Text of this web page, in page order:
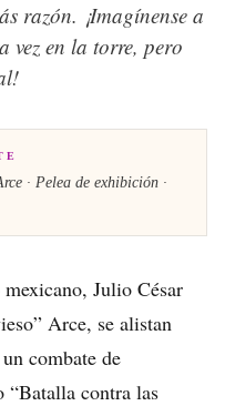
razón. ¡Imagínense a
vez en la torre, pero
· Pelea de exhibición ·
mexicano, Julio César
Arce, se alistan
combate de
“Batalla contra las